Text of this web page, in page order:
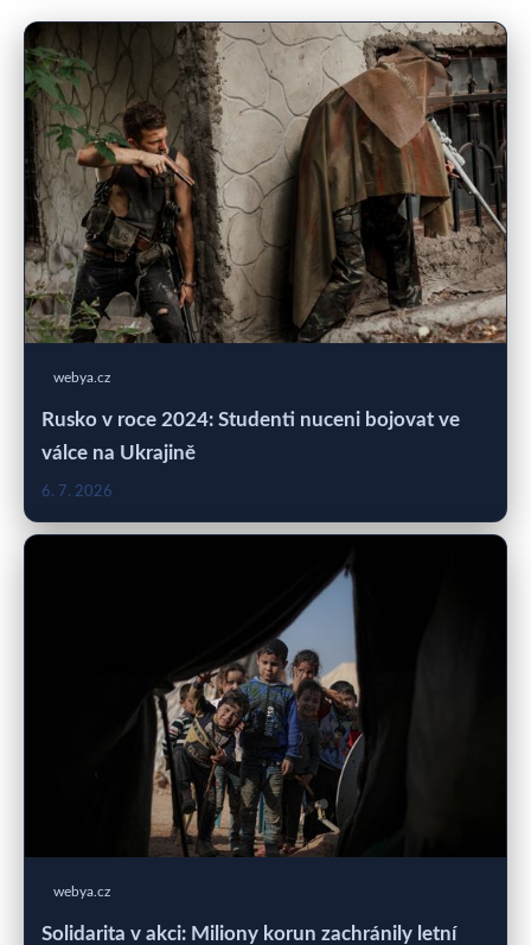
webya.cz
Rusko v roce 2024: Studenti nuceni bojovat ve
válce na Ukrajině
6. 7. 2026
webya.cz
Solidarita v akci: Miliony korun zachránily letní